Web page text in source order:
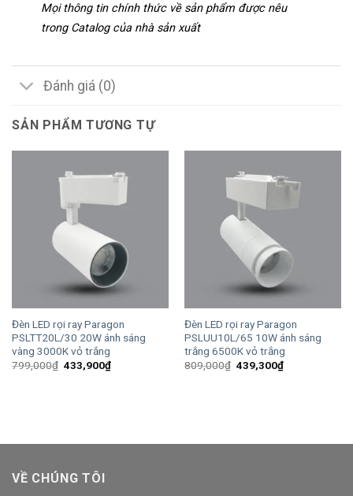
Mọi thông tin chính thức về sản phẩm được nêu
trong Catalog của nhà sản xuất
Đánh giá (0)
SẢN PHẨM TƯƠNG TỰ
Đèn LED rọi ray Paragon
PSLTT20L/30 20W ánh sáng
vàng 3000K vỏ trắng
799,000₫ Giá
433,900₫Giá
hiện
Đèn LED rọi ray Paragon
PSLUU10L/65 10W ánh sáng
trắng 6500K vỏ trắng
809,000₫ Giá
439,300₫Giá
hiện
VỀ CHÚNG TÔI